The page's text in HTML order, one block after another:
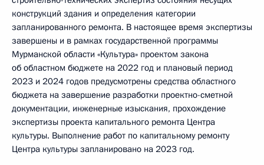
конструкций здания и определения категории
запланированного ремонта. В настоящее время экспертизы
завершены и в рамках государственной программы
Мурманской области «Культура» проектом закона
об областном бюджете на 2022 год и плановый период
2023 и 2024 годов предусмотрены средства областного
бюджета на завершение разработки проектно-сметной
документации, инженерные изыскания, прохождение
экспертизы проекта капитального ремонта Центра
культуры. Выполнение работ по капитальному ремонту
Центра культуры запланировано на 2023 год.